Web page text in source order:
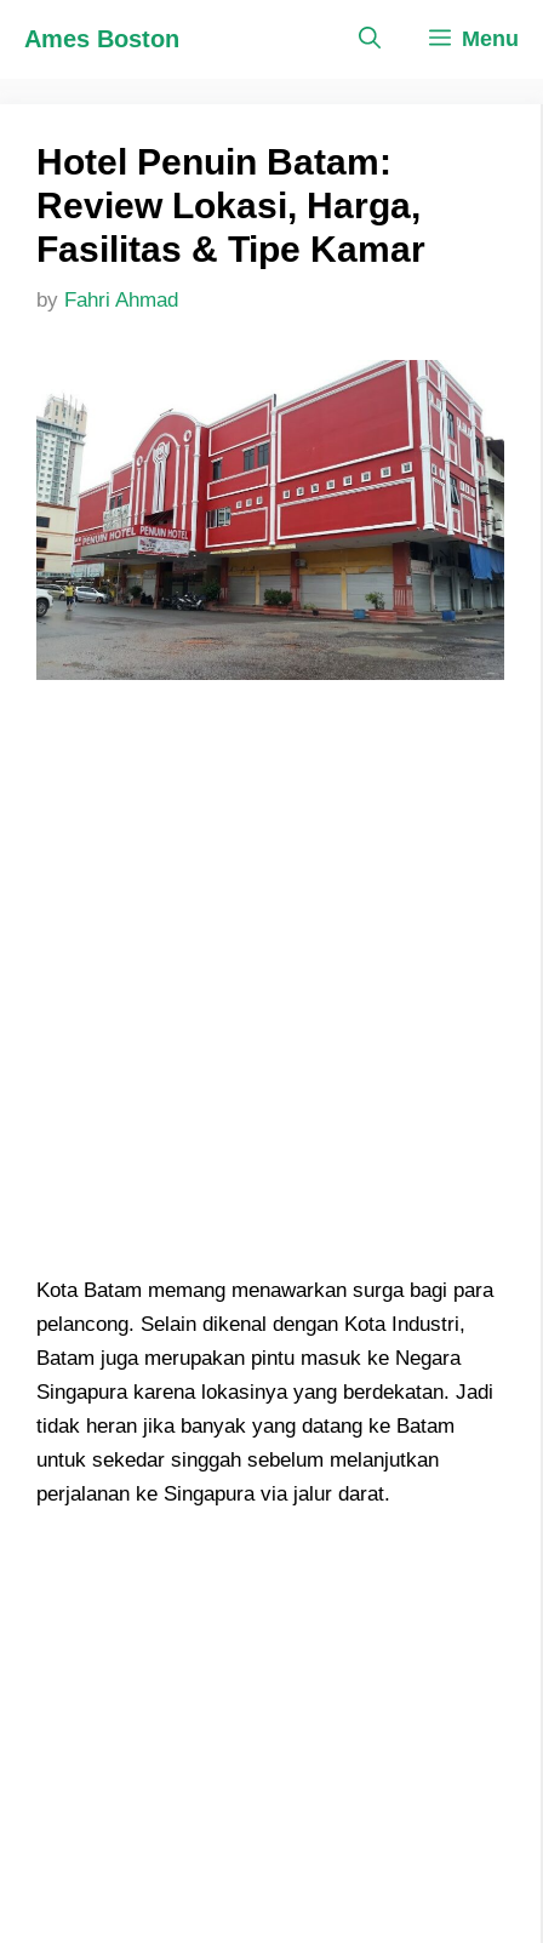
Ames Boston Menu
Hotel Penuin Batam:
Review Lokasi, Harga,
Fasilitas & Tipe Kamar
by Fahri Ahmad
Kota Batam memang menawarkan surga bagi para
pelancong. Selain dikenal dengan Kota Industri,
Batam juga merupakan pintu masuk ke Negara
Singapura karena lokasinya yang berdekatan. Jadi
tidak heran jika banyak yang datang ke Batam
untuk sekedar singgah sebelum melanjutkan
perjalanan ke Singapura via jalur darat.